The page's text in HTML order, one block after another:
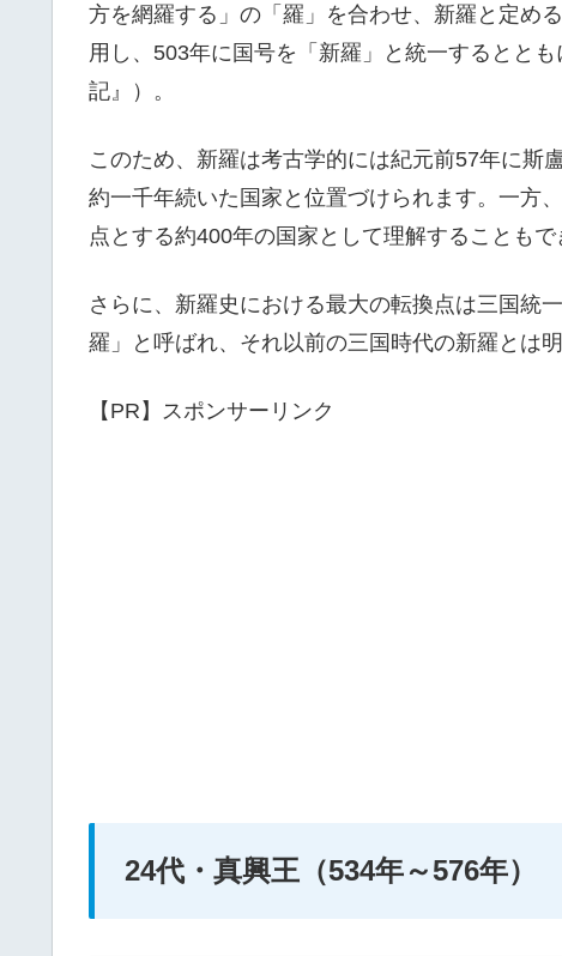
方を網羅する」の「羅」を合わせ、新羅と定め
用し、503年に国号を「新羅」と統一するとと
記』）。
このため、新羅は考古学的には紀元前57年に斯
約一千年続いた国家と位置づけられます。一方
点とする約400年の国家として理解することもで
さらに、新羅史における最大の転換点は三国統
羅」と呼ばれ、それ以前の三国時代の新羅とは
【PR】スポンサーリンク
24代・真興王（534年～576年）